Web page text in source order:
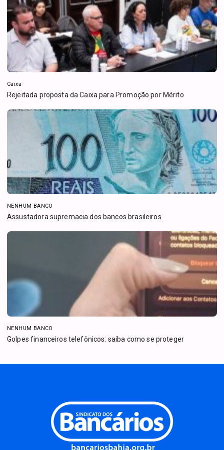
Caixa
Rejeitada proposta da Caixa para Promoção por Mérito
NENHUM BANCO
Assustadora supremacia dos bancos brasileiros
NENHUM BANCO
Golpes financeiros telefônicos: saiba como se proteger